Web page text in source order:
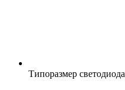
Типоразмер светодиода